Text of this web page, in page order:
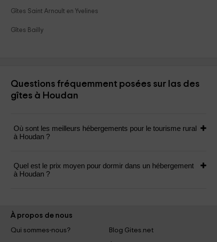
Gîtes Saint Arnoult en Yvelines
Gîtes Bailly
Questions fréquemment posées sur las des
gîtes à Houdan
Où sont les meilleurs hébergements pour le tourisme rural
à Houdan ?
Quel est le prix moyen pour dormir dans un hébergement
à Houdan ?
À propos de nous
Qui sommes-nous?
Blog Gites.net